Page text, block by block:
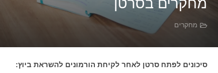
מחקרים
סיכונים לפתח סרטן לאחר לקיחת הורמונים להשראת ביוץ: